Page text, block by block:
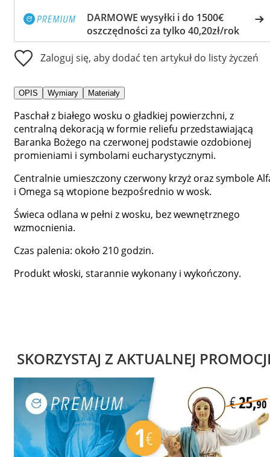
DARMOWE wysyłki i do 1500€
oszczędności za tylko 40,20zł/rok
Zaloguj się, aby dodać ten artykuł do listy życzeń
OPIS Wymiary Materiały
Paschał z białego wosku o gładkiej powierzchni, z
centralną dekoracją w formie reliefu przedstawiającą
Baranka Bożego na czerwonej podstawie ozdobionej
promieniami i symbolami eucharystycznymi.
Centralnie umieszczony czerwony krzyż oraz symbole
i Omega są wtopione bezpośrednio w wosk.
Świeca odlana w pełni z wosku, bez wewnętrznego
wzmocnienia.
Czas palenia: około 210 godzin.
Produkt włoski, starannie wykonany i wykończony.
SKORZYSTAJ Z AKTUALNEJ